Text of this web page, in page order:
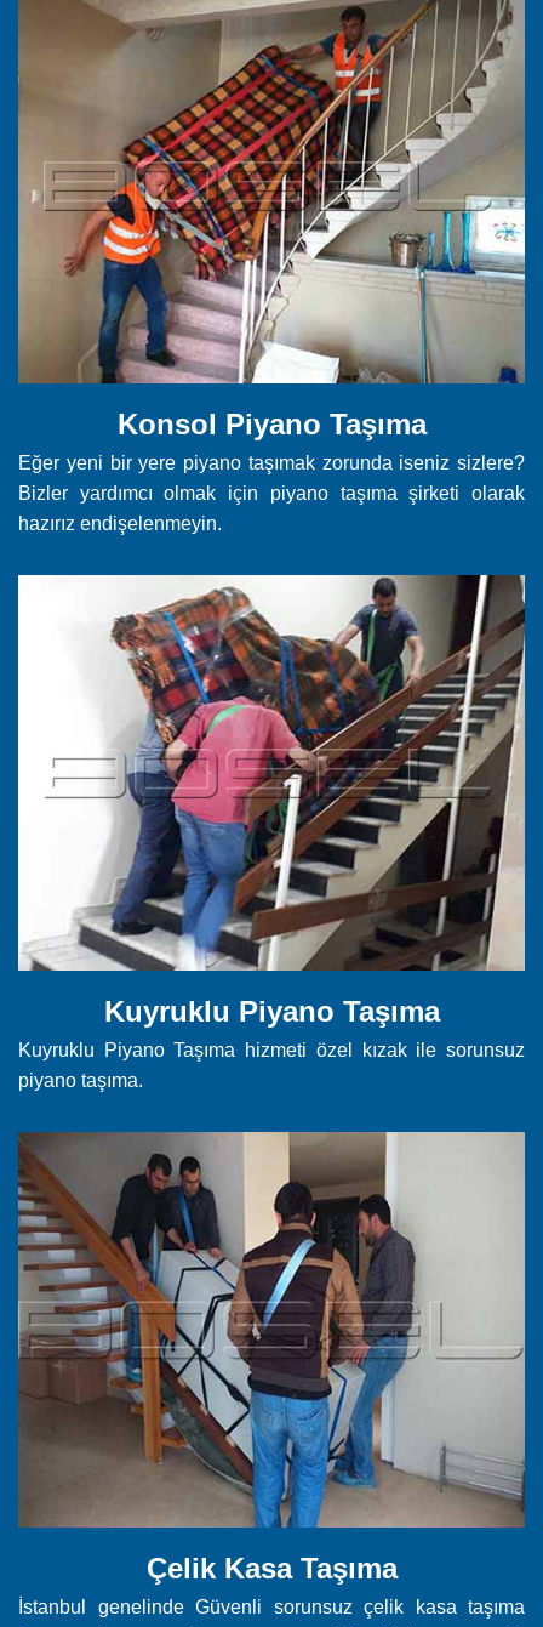
Konsol Piyano Taşıma
Eğer yeni bir yere piyano taşımak zorunda iseniz sizlere?
Bizler yardımcı olmak için piyano taşıma şirketi olarak
hazırız endişelenmeyin.
Kuyruklu Piyano Taşıma
Kuyruklu Piyano Taşıma hizmeti özel kızak ile sorunsuz
piyano taşıma.
Çelik Kasa Taşıma
İstanbul genelinde Güvenli sorunsuz çelik kasa taşıma